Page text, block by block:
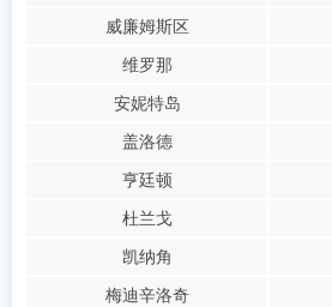
威廉姆斯区
维罗那
安妮特岛
盖洛德
亨廷顿
杜兰戈
凯纳角
梅迪辛洛奇